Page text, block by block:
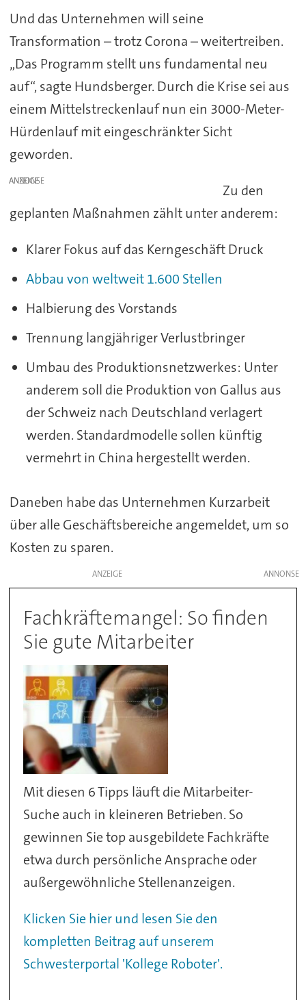
Und das Unternehmen will seine
Transformation – trotz Corona – weitertreiben.
„Das Programm stellt uns fundamental neu
auf“, sagte Hundsberger. Durch die Krise sei aus
einem Mittelstreckenlauf nun ein 3000-Meter-
Hürdenlauf mit eingeschränkter Sicht
geworden.
ANZEIGE
Zu den
geplanten Maßnahmen zählt unter anderem:
Klarer Fokus auf das Kerngeschäft Druck
Abbau von weltweit 1.600 Stellen
Halbierung des Vorstands
Trennung langjähriger Verlustbringer
Umbau des Produktionsnetzwerkes: Unter
anderem soll die Produktion von Gallus aus
der Schweiz nach Deutschland verlagert
werden. Standardmodelle sollen künftig
vermehrt in China hergestellt werden.
Daneben habe das Unternehmen Kurzarbeit
über alle Geschäftsbereiche angemeldet, um so
Kosten zu sparen.
ANZEIGE
Fachkräftemangel: So finden
Sie gute Mitarbeiter
Mit diesen 6 Tipps läuft die Mitarbeiter-
Suche auch in kleineren Betrieben. So
gewinnen Sie top ausgebildete Fachkräfte
etwa durch persönliche Ansprache oder
außergewöhnliche Stellenanzeigen.
Klicken Sie hier und lesen Sie den
kompletten Beitrag auf unserem
Schwesterportal 'Kollege Roboter'.